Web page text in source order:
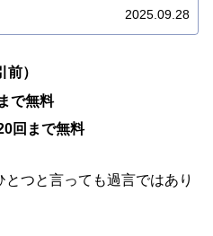
2025.09.28
）
で無料
回まで無料
とつと言っても過言ではあり